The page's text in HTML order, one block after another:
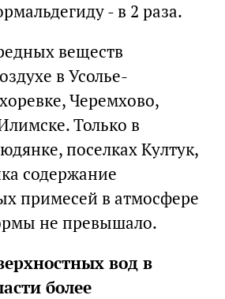
- в 2 раза.
веществ
в Усолье-
Черемхово,
Только в
поселках Култук,
содержание
примесей в атмосфере
не превышало.
вод в
более